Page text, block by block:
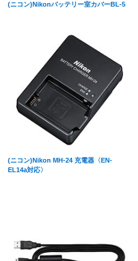
(ニコン)Nikonバッテリー室カバーBL-5
(ニコン)Nikon MH-24 充電器〈EN-
EL14a対応〉